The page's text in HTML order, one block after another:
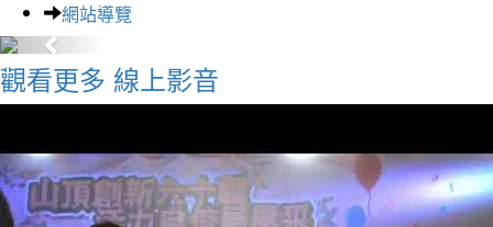
網站導覽
觀看更多 線上影音